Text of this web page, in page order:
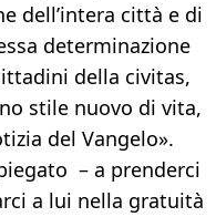
dell’intera città e di
determinazione
della civitas,
stile nuovo di vita,
del Vangelo».
– a prenderci
a lui nella gratuità